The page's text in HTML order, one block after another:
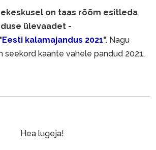
on taas rõõm esitleda
ülevaadet -
Eesti kalamajandus 2021". Nagu
seekord kaante vahele pandud 2021.
Hea lugeja!